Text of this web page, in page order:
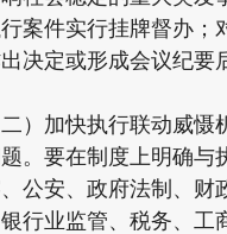
案件实行挂牌督办；
决定或形成会议纪要
快执行联动威慑机
。要在制度上明确与
公安、政府法制、财
行业监管、税务、